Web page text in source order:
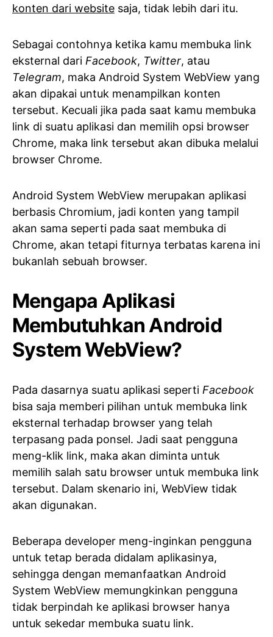
konten dari website saja, tidak lebih dari itu.
Sebagai contohnya ketika kamu membuka link
eksternal dari Facebook, Twitter, atau
Telegram, maka Android System WebView yang
akan dipakai untuk menampilkan konten
tersebut. Kecuali jika pada saat kamu membuka
link di suatu aplikasi dan memilih opsi browser
Chrome, maka link tersebut akan dibuka melalui
browser Chrome.
Android System WebView merupakan aplikasi
berbasis Chromium, jadi konten yang tampil
akan sama seperti pada saat membuka di
Chrome, akan tetapi fiturnya terbatas karena ini
bukanlah sebuah browser.
Mengapa Aplikasi
Membutuhkan Android
System WebView?
Pada dasarnya suatu aplikasi seperti Facebook
bisa saja memberi pilihan untuk membuka link
eksternal terhadap browser yang telah
terpasang pada ponsel. Jadi saat pengguna
meng-klik link, maka akan diminta untuk
memilih salah satu browser untuk membuka link
tersebut. Dalam skenario ini, WebView tidak
akan digunakan.
Beberapa developer meng-inginkan pengguna
untuk tetap berada didalam aplikasinya,
sehingga dengan memanfaatkan Android
System WebView memungkinkan pengguna
tidak berpindah ke aplikasi browser hanya
untuk sekedar membuka suatu link.